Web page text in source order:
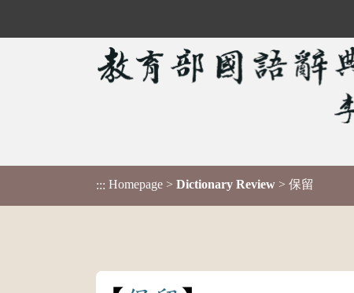
::: Homepage > Dictionary Review > 保留